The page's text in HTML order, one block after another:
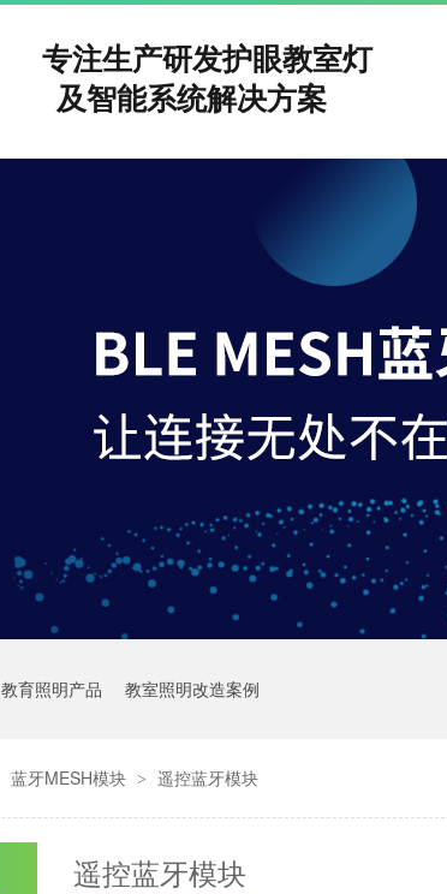
专注生产研发护眼教室灯
及智能系统解决方案
教育照明产品 教室照明改造案例
蓝牙MESH模块 > 遥控蓝牙模块
遥控蓝牙模块